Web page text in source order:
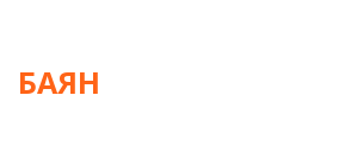
БАЯН